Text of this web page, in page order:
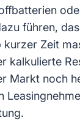
führen,
kurzer Zeit
kalkulierte
Markt noch